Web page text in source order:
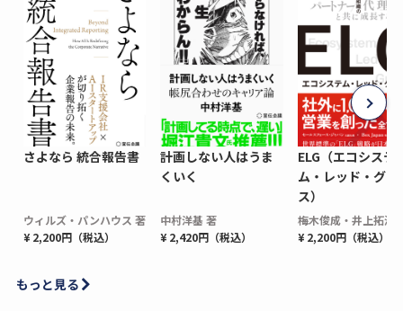
さよなら 統合報告書
ウィルズ・パンハウス 著
¥ 2,200円（税込）
計画しない人はうま
くいく
中村洋基 著
¥ 2,420円（税込）
ELG（エコシステ
ム・レッド・グロ
ス）
梅木俊成・井上拓海
¥ 2,200円（税込）
もっと見る